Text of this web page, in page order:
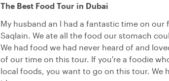
The Best Food Tour in Dubai
My husband an I had a fantastic time on
Saqlain. We ate all the food our stomach
We had food we had never heard of and
of our time on this tour. If you're a foodie
local foods, you want to go on this tour. We